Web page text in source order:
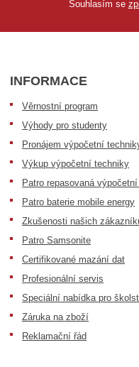
Souhlasím se
INFORMACE
Věrnostní program
Výhody pro studenty
Pronájem výpočetní
Výkup výpočetní techniky
Patro repasovaná
Patro baterie mobile energy
Zkušenosti našich
Patro Samsonite
Certifikované mazání dat
Profesionální servis
Speciální nabídka pro
Záruka na zboží
Reklamační řád